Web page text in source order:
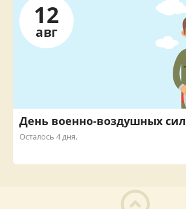
12
авг
День военно-воздушных сил
Осталось 4 дня.